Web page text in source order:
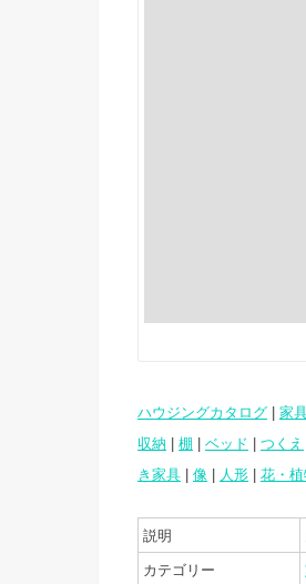
ハウジングカタログ | 家
収納 | 棚 | ベッド | つくえ
き家具 | 像 | 人形 | 花・植
説明
カテゴリー